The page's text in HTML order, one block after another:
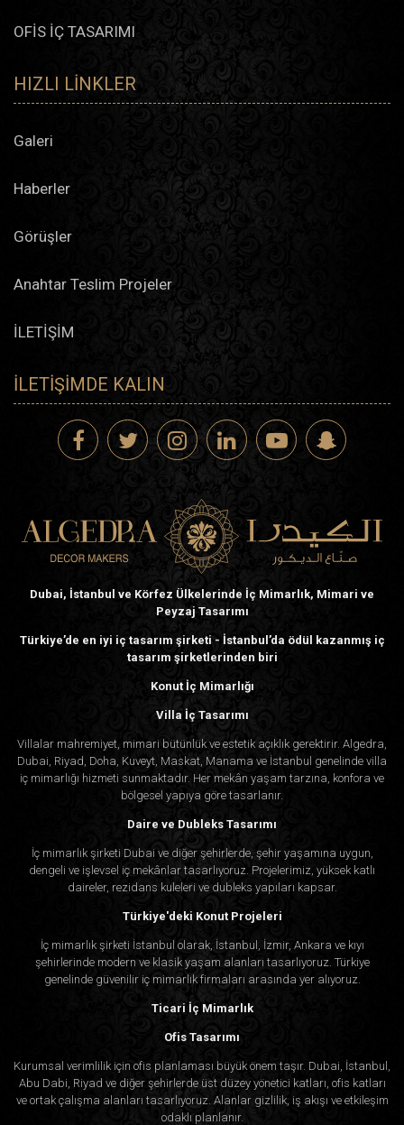
OFİS İÇ TASARIMI
HIZLI LINKLER
Galeri
Haberler
Görüşler
Anahtar Teslim Projeler
İLETİŞİM
İLETIŞIMDE KALIN
Dubai, İstanbul ve Körfez Ülkelerinde İç Mimarlık, Mimari ve
Peyzaj Tasarımı
Türkiye’de en iyi iç tasarım şirketi - İstanbul’da ödül kazanmış iç
tasarım şirketlerinden biri
Konut İç Mimarlığı
Villa İç Tasarımı
Villalar mahremiyet, mimari bütünlük ve estetik açıklık gerektirir. Algedra,
Dubai, Riyad, Doha, Kuveyt, Maskat, Manama ve İstanbul genelinde villa
iç mimarlığı hizmeti sunmaktadır. Her mekân yaşam tarzına, konfora ve
bölgesel yapıya göre tasarlanır.
Daire ve Dubleks Tasarımı
İç mimarlık şirketi Dubai ve diğer şehirlerde, şehir yaşamına uygun,
dengeli ve işlevsel iç mekânlar tasarlıyoruz. Projelerimiz, yüksek katlı
daireler, rezidans kuleleri ve dubleks yapıları kapsar.
Türkiye'deki Konut Projeleri
İç mimarlık şirketi İstanbul olarak, İstanbul, İzmir, Ankara ve kıyı
şehirlerinde modern ve klasik yaşam alanları tasarlıyoruz. Türkiye
genelinde güvenilir iç mimarlık firmaları arasında yer alıyoruz.
Ticari İç Mimarlık
Ofis Tasarımı
Kurumsal verimlilik için ofis planlaması büyük önem taşır. Dubai, İstanbul,
Abu Dabi, Riyad ve diğer şehirlerde üst düzey yönetici katları, ofis katları
ve ortak çalışma alanları tasarlıyoruz. Alanlar gizlilik, iş akışı ve etkileşim
odaklı planlanır.